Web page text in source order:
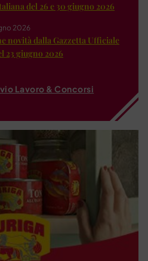
del 26 e 30 giugno 2026
2026
novità dalla Gazzetta Ufficiale
23 giugno 2026
Lavoro & Concorsi